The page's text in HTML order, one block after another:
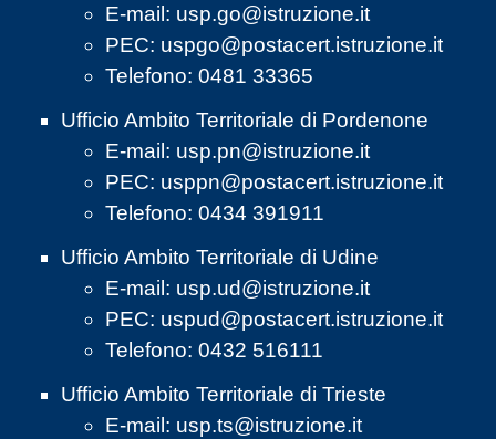
E-mail: usp.go@istruzione.it
PEC: uspgo@postacert.istruzione.it
Telefono: 0481 33365
Ufficio Ambito Territoriale di Pordenone
E-mail: usp.pn@istruzione.it
PEC: usppn@postacert.istruzione.it
Telefono: 0434 391911
Ufficio Ambito Territoriale di Udine
E-mail: usp.ud@istruzione.it
PEC: uspud@postacert.istruzione.it
Telefono: 0432 516111
Ufficio Ambito Territoriale di Trieste
E-mail: usp.ts@istruzione.it